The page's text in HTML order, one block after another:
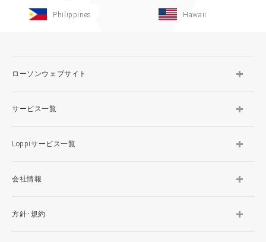
Philippines Hawaii
ローソンウェブサイト
サービス一覧
Loppiサービス一覧
会社情報
方針･規約